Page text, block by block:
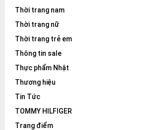
Thời trang nam
Thời trang nữ
Thời trang trẻ em
Thông tin sale
Thực phẩm Nhật
Thương hiệu
Tin Tức
TOMMY HILFIGER
Trang điểm